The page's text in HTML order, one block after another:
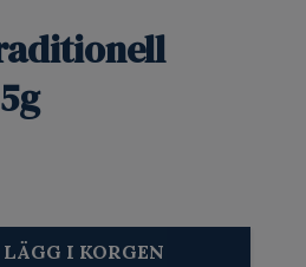
LÄGG I KORGEN